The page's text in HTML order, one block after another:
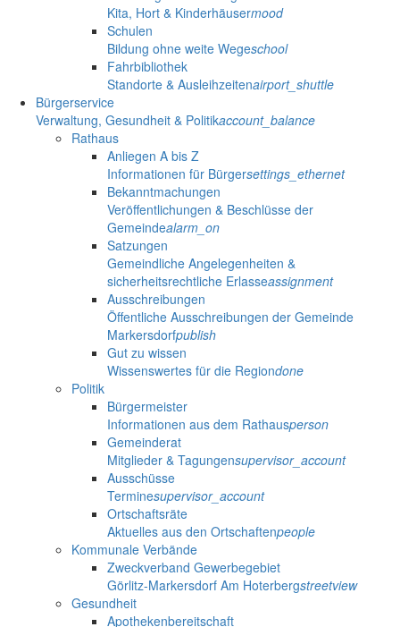
Kita, Hort & Kinderhäusermood
Schulen
Bildung ohne weite Wegeschool
Fahrbibliothek
Standorte & Ausleihzeitenairport_shuttle
Bürgerservice
Verwaltung, Gesundheit & Politikaccount_balance
Rathaus
Anliegen A bis Z
Informationen für Bürgersettings_ethernet
Bekanntmachungen
Veröffentlichungen & Beschlüsse der
Gemeindealarm_on
Satzungen
Gemeindliche Angelegenheiten &
sicherheitsrechtliche Erlasseassignment
Ausschreibungen
Öffentliche Ausschreibungen der Gemeinde
Markersdorfpublish
Gut zu wissen
Wissenswertes für die Regiondone
Politik
Bürgermeister
Informationen aus dem Rathausperson
Gemeinderat
Mitglieder & Tagungensupervisor_account
Ausschüsse
Terminesupervisor_account
Ortschaftsräte
Aktuelles aus den Ortschaftenpeople
Kommunale Verbände
Zweckverband Gewerbegebiet
Görlitz-Markersdorf Am Hoterbergstreetview
Gesundheit
Apothekenbereitschaft